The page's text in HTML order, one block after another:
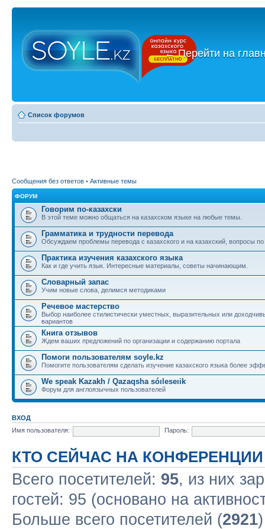
←Перейти на
Список форумов
Сообщения без ответов • Активные темы
ФОРУМ
Говорим по-казахски
В этой теме можно общаться на казахском языке на любые темы.
Грамматика и трудности перевода
Обсуждаем проблемы перевода с казахского и на казахский, вопросы
Практика изучения казахского языка
Как и где учить язык. Интересные материалы, советы начинающим.
Словарный запас
Учим новые слова, делимся методиками
Речевое мастерство
Выбор наиболее стилистически уместных, выразительных или
вариантов
Книга отзывов
Ждем ваших предложений по организации и содержанию портала
Помоги пользователям soyle.kz
Помогите пользователям сделать изучение казахского языка более
We speak Kazakh / Qazaqsha sóıleseıik
Форум для англоязычных пользователей
ВХОД
Имя пользователя:
Пароль:
КТО СЕЙЧАС НА КОНФЕРЕНЦИИ
Всего посетителей: 95, из них
гостей: 95 (основано на
Больше всего посетителей (2921